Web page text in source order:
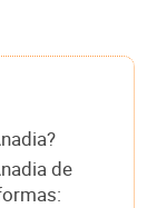
de